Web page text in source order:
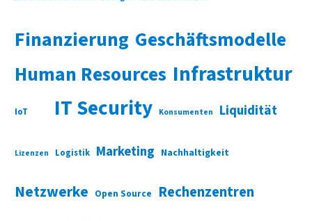
Finanzierung Geschäftsmodelle
Human Resources Infrastruktur
IoT IT Security Konsumenten Liquidität
Lizenzen Logistik Marketing Nachhaltigkeit
Netzwerke Open Source Rechenzentren